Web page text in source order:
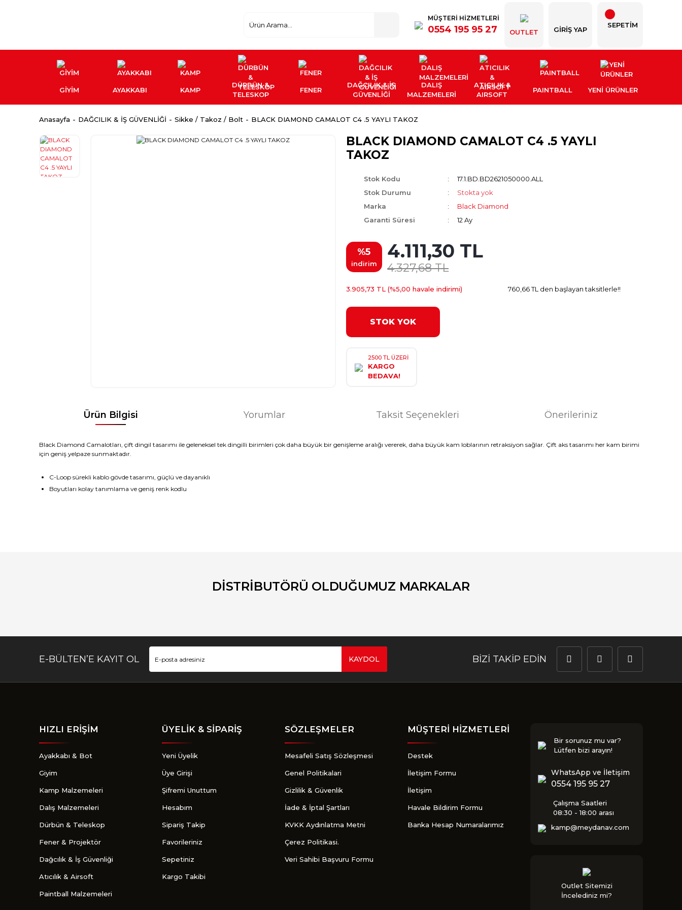
MÜŞTERİ HİZMETLERİ
0554 195 95 27 OUTLET GIRIŞ YAP
SEPETİM
GİYİM AYAKKABI KAMP
DÜRBÜN &
TELESKOP
FENER
DAĞCILIK & İŞ
GÜVENLİĞİ
DALIŞ
MALZEMELERİ
ATICILIK &
AIRSOFT
PAINTBALL YENI ÜRÜNLER
Anasayfa DAĞCILIK & İŞ GÜVENLİĞİ Sikke / Takoz / Bolt BLACK DIAMOND CAMALOT C4 .5 YAYLI TAKOZ
BLACK DIAMOND CAMALOT C4 .5 YAYLI
TAKOZ
Stok Kodu
17.1.BD.BD2621050000.ALL
Stok Durumu
Stokta yok
Marka
Black Diamond
Garanti Süresi
12 Ay
%5
indirim
4.111,30 TL
4.327,68 TL
3.905,73 TL (%5,00 havale indirimi) 760,66 TL den başlayan taksitlerle!!
STOK YOK
2500 TL ÜZERİ
KARGO
BEDAVA!
Ürün Bilgisi Yorumlar Taksit Seçenekleri Önerileriniz
Black Diamond Camalotları, çift dingil tasarımı ile geleneksel tek dingilli birimleri çok daha büyük bir genişleme aralığı vererek, daha büyük kam loblarının retraksiyon sağlar. Çift aks tasarımı her kam birimi
için geniş yelpaze sunmaktadır.
C-Loop sürekli kablo gövde tasarımı, güçlü ve dayanıklı
Boyutları kolay tanımlama ve geniş renk kodlu
Yorum Yaz
DİSTRİBUTÖRÜ OLDUĞUMUZ MARKALAR
E-BÜLTEN’E KAYIT OL KAYDOL BİZİ TAKİP EDİN
HIZLI ERİŞİM
Ayakkabı & Bot
Giyim
Kamp Malzemeleri
Dalış Malzemeleri
Dürbün & Teleskop
Fener & Projektör
Dağcılık & İş Güvenliği
Atıcılık & Airsoft
Paintball Malzemeleri
ÜYELİK & SİPARİŞ
Yeni Üyelik
Üye Girişi
Şifremi Unuttum
Hesabım
Sipariş Takip
Favorileriniz
Sepetiniz
Kargo Takibi
SÖZLEŞMELER
Mesafeli Satış Sözleşmesi
Genel Politikalari
Gizlilik & Güvenlik
İade & İptal Şartları
KVKK Aydınlatma Metni
Çerez Politikasi.
Veri Sahibi Başvuru Formu
MÜŞTERİ HİZMETLERİ
Destek
İletişim Formu
İletişim
Havale Bildirim Formu
Banka Hesap Numaralarımız
Bir sorunuz mu var?
Lütfen bizi arayın!
WhatsApp ve İletişim
0554 195 95 27
Çalışma Saatleri
08:30 - 18:00 arası
kamp@meydanav.com
Outlet Sitemizi
İncelediniz mi?